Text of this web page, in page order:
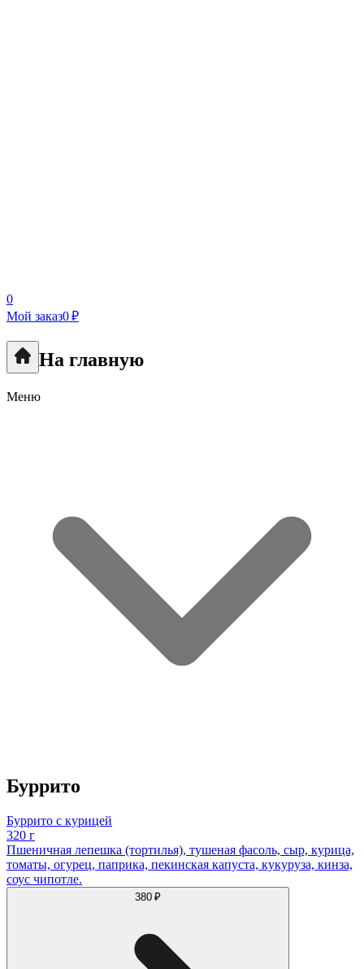
0
Мой заказ0 ₽
На главную
Меню
Буррито
Буррито с курицей
320 г
Пшеничная лепешка (тортилья), тушеная фасоль, сыр, курица,
томаты, огурец, паприка, пекинская капуста, кукуруза, кинза,
соус чипотле.
380 ₽